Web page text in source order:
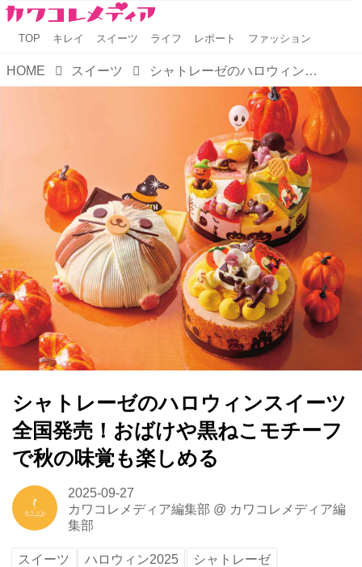
TOP キレイ スイーツ ライフ レポート ファッション
HOME スイーツ シャトレーゼのハロウィンスイーツ全国発売！おばけや黒ねこモチーフで秋の味覚も楽しめる
シャトレーゼのハロウィンスイーツ
全国発売！おばけや黒ねこモチーフ
で秋の味覚も楽しめる
2025-09-27
カワコレメディア編集部 @ カワコレメディア編
集部
スイーツ ハロウィン2025 シャトレーゼ